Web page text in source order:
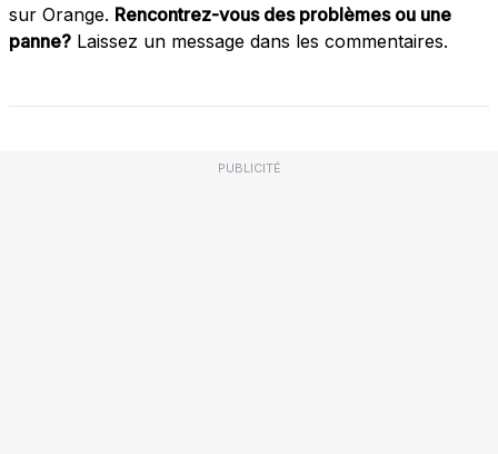
sur Orange. Rencontrez-vous des problèmes ou une
panne? Laissez un message dans les commentaires.
PUBLICITÉ